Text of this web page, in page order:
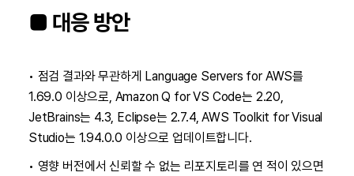
■ 대응 방안
• 점검 결과와 무관하게 Language Servers for AWS를
1.69.0 이상으로, Amazon Q for VS Code는 2.20,
JetBrains는 4.3, Eclipse는 2.7.4, AWS Toolkit for Visual
Studio는 1.94.0.0 이상으로 업데이트합니다.
• 영향 버전에서 신뢰할 수 없는 리포지토리를 연 적이 있으면